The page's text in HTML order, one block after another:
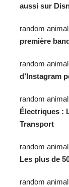
aussi sur
random
première
random
d’Instagram
random
Électriques :
Transport
random
Les plus de
random